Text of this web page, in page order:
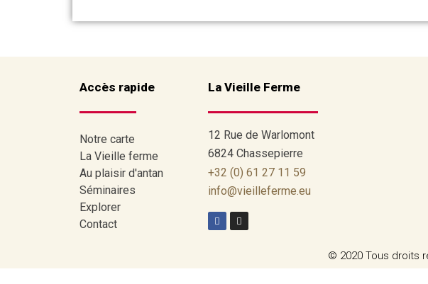
Accès rapide
Notre carte
La Vieille ferme
Au plaisir d'antan
Séminaires
Explorer
Contact
La Vieille Ferme
12 Rue de Warlomont
6824 Chassepierre
+32 (0) 61 27 11 59
info@vieilleferme.eu
© 2020 Tous droits